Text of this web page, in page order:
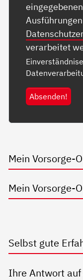
verarbeitet
Absenden!
Mein Vorsorge-
Mein Vorsorge-
Selbst gute
Ihre Antwort auf